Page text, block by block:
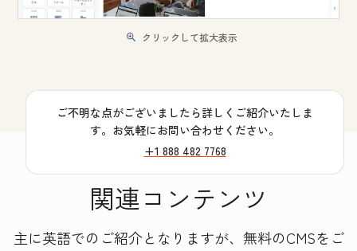
クリックして拡大表示
ご不明な点がございましたら詳しくご紹介いたしま
す。お気軽にお問い合わせください。
+1 888 482 7768
関連コンテンツ
主に英語でのご紹介となりますが、無料のCMSをご